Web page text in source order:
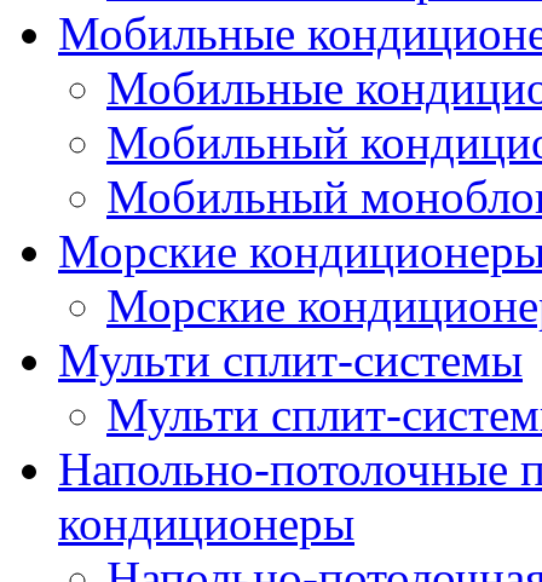
Мобильные
Мобильные
Мобильный
Мобильный
Морские
Морские
Мульти сплит-системы
Мульти сплит-
Напольно-потолочные
кондиционеры